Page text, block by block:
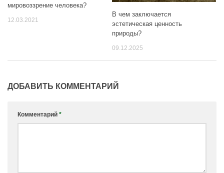
мировоззрение человека?
12.03.2021
В чем заключается
эстетическая ценность
природы?
09.12.2025
ДОБАВИТЬ КОММЕНТАРИЙ
Комментарий *